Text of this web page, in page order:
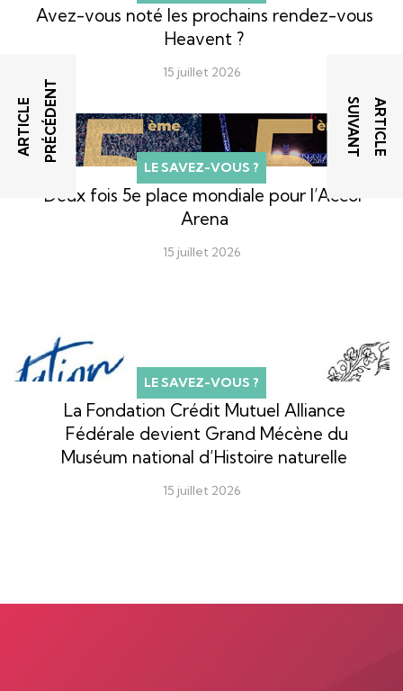
A
R
T
I
C
L
E
P
R
É
C
É
D
E
N T A
R
T
I
C
L
E
S
U
I
V
A
N
T
Avez-vous noté les prochains rendez-vous
Heavent ?
15 juillet 2026
LE SAVEZ-VOUS ?
Deux fois 5e place mondiale pour l’Accor
Arena
15 juillet 2026
LE SAVEZ-VOUS ?
La Fondation Crédit Mutuel Alliance
Fédérale devient Grand Mécène du
Muséum national d’Histoire naturelle
15 juillet 2026